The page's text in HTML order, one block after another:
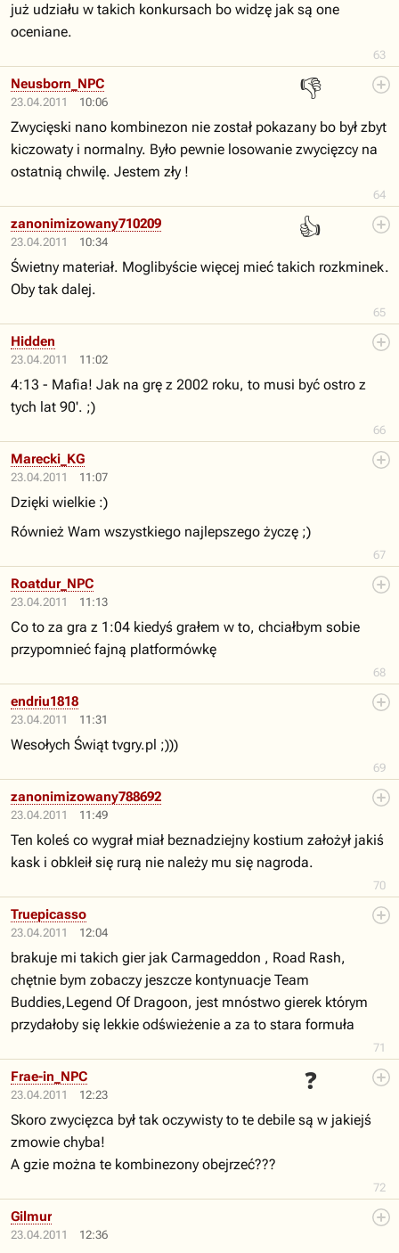
63
już udziału w takich konkursach bo widzę jak są one
oceniane.
23.04.2011 10:06
👎
64
Neusborn_NPC
Zwycięski nano kombinezon nie został pokazany bo był zbyt
kiczowaty i normalny. Było pewnie losowanie zwycięzcy na
ostatnią chwilę. Jestem zły !
23.04.2011 10:34
👍
65
zanonimizowany710209
Świetny materiał. Moglibyście więcej mieć takich rozkminek.
Oby tak dalej.
23.04.2011 11:02
66
Hidden
4:13 - Mafia! Jak na grę z 2002 roku, to musi być ostro z
tych lat 90'. ;)
23.04.2011 11:07
67
Marecki_KG
Dzięki wielkie :)
Również Wam wszystkiego najlepszego życzę ;)
23.04.2011 11:13
68
Roatdur_NPC
Co to za gra z 1:04 kiedyś grałem w to, chciałbym sobie
przypomnieć fajną platformówkę
23.04.2011 11:31
69
endriu1818
Wesołych Świąt tvgry.pl ;)))
23.04.2011 11:49
70
zanonimizowany788692
Ten koleś co wygrał miał beznadziejny kostium założył jakiś
kask i obkleił się rurą nie należy mu się nagroda.
23.04.2011 12:04
71
Truepicasso
brakuje mi takich gier jak Carmageddon , Road Rash,
chętnie bym zobaczy jeszcze kontynuacje Team
Buddies,Legend Of Dragoon, jest mnóstwo gierek którym
przydałoby się lekkie odświeżenie a za to stara formuła
23.04.2011 12:23
❓
72
Frae-in_NPC
Skoro zwycięzca był tak oczywisty to te debile są w jakiejś
zmowie chyba!
A gzie można te kombinezony obejrzeć???
23.04.2011 12:36
Gilmur